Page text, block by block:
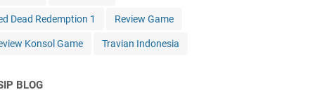
Dead Redemption 1 Review Game
Konsol Game Travian Indonesia
BLOG